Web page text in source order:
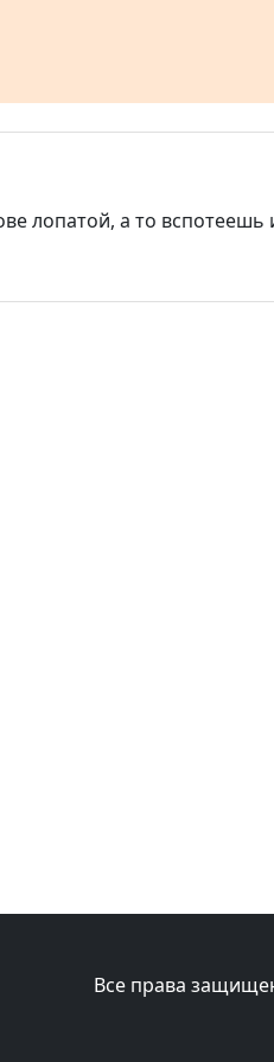
лопатой, а то вспотеешь
Все права